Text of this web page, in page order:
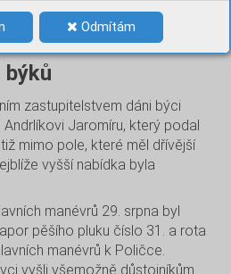
Odmítám
středem, do Drásova nedají
zastupitelstvem dáni býci
Jaromíru, který podal
mimo pole, které měl dřívější
vyšší nabídka byla
manévrů 29. srpna byl
pěšího pluku číslo 31. a rota
manévrů k Poličce.
vyšli všemožně důstojníkům